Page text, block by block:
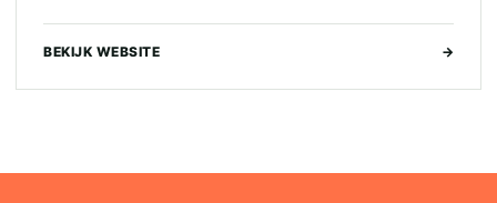
BEKIJK WEBSITE →